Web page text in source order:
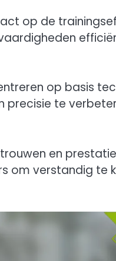
op de
op basis
te
en
om verstandig te